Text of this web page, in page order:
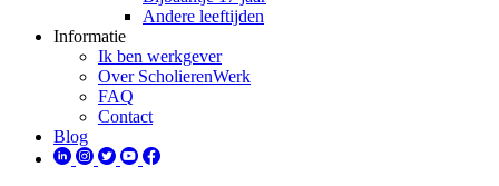
Andere leeftijden
Informatie
Ik ben werkgever
Over ScholierenWerk
FAQ
Contact
Blog